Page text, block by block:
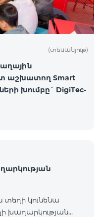
(տեսանյութ)
աշխատող Smart
խումբը` DigiTec-
տեղի կունենա
խաղարկության